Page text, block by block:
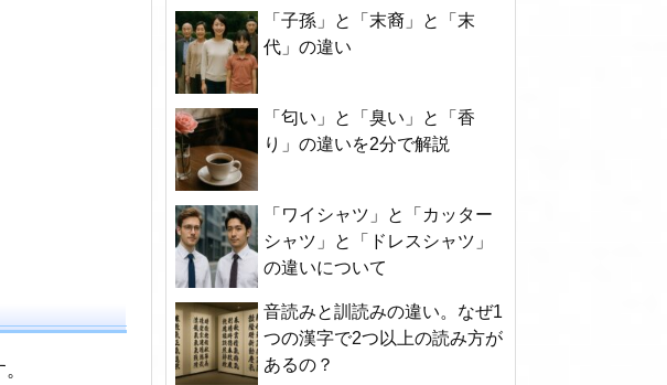
「子孫」と「末裔」と「末
代」の違い
「匂い」と「臭い」と「香
り」の違いを2分で解説
「ワイシャツ」と「カッター
シャツ」と「ドレスシャツ」
の違いについて
音読みと訓読みの違い。なぜ1
つの漢字で2つ以上の読み方が
あるの？